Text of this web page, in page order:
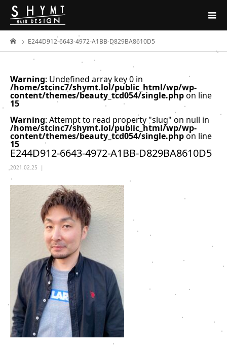
E244D912-6643-4972-A1BB-D829BA8610D5
Warning: Undefined array key 0 in
/home/stcinc7/shymt.lol/public_html/wp/wp-
content/themes/beauty_tcd054/single.phpon line
15
Warning: Attempt to read property "slug" on null in
/home/stcinc7/shymt.lol/public_html/wp/wp-
content/themes/beauty_tcd054/single.phpon line
15
E244D912-6643-4972-A1BB-D829BA8610D5
2021.02.25